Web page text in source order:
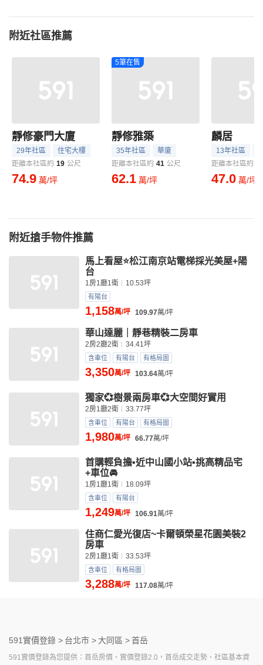
附近社區推薦
靜修豪門大廈
29年社區
住宅大樓
距離本社區約 19 公尺
74.9 萬/坪
5筆在售
靜修雅築
35年社區
華廈
距離本社區約 41 公尺
62.1 萬/坪
麟居
13年社區
距離本社區約
47.0 萬/坪
附近搶手物件推薦
馬上看屋⭐松江南京站電梯採光美屋+陽
台
1房1廳1衛 10.53坪
有陽台
1,158萬/坪 109.97萬/坪
華山達麗｜靜巷精裝二房車
2房2廳2衛 34.41坪
含車位 有陽台 有格局圖
3,350萬/坪 103.64萬/坪
獨家💞樹景兩房車💞大空間好實用
2房1廳2衛 33.77坪
含車位 有陽台 有格局圖
1,980萬/坪 66.77萬/坪
首購輕負擔▪️近中山國小站▪️挑高精品宅
+車位🚘️
1房1廳1衛 18.09坪
含車位 有陽台
1,249萬/坪 106.91萬/坪
住商仁愛光復店~卡爾頓榮星花園美裝2
房車
2房1廳1衛 33.53坪
含車位 有格局圖
3,288萬/坪 117.08萬/坪
591實價登錄 > 台北市 > 大同區 >首岳
591實價登錄為您提供：首岳房價、實價登錄2.0，首岳成交走勢、社區基本資